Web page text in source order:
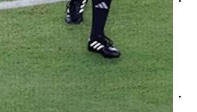
ما هو فيروس A المصاب به إمام عاشور؟ "فيديوجرافيك"